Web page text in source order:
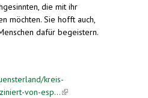
die mit ihr
möchten. Sie hofft auch,
dafür begeistern.
kreis-
von-esp...(link is